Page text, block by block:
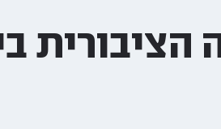
הציבורית